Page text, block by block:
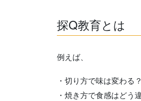
探Q教育とは
例えば、
・切り方で味は変わる？
・焼き方で食感はどう